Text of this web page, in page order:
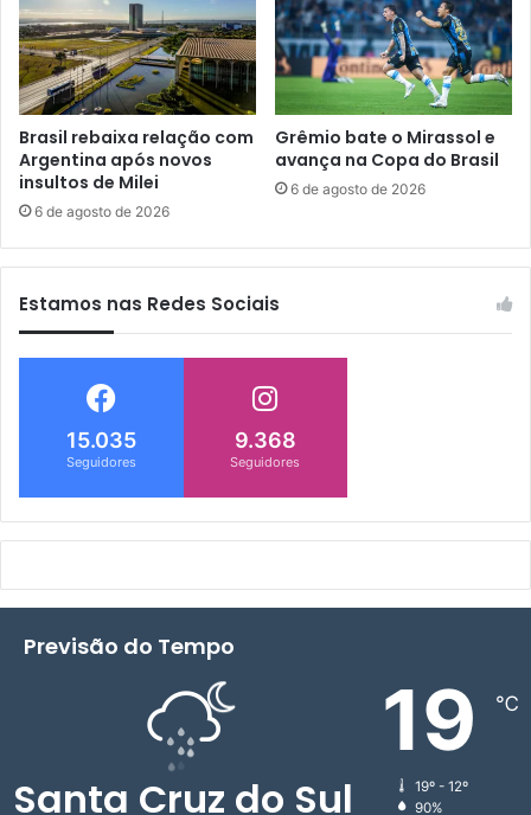
Brasil rebaixa relação com
Argentina após novos
insultos de Milei
6 de agosto de 2026
Grêmio bate o Mirassol e
avança na Copa do Brasil
6 de agosto de 2026
Estamos nas Redes Sociais
15.035
Seguidores
9.368
Seguidores
Previsão do Tempo
Santa Cruz do Sul
19 ℃
19º - 12º
90%